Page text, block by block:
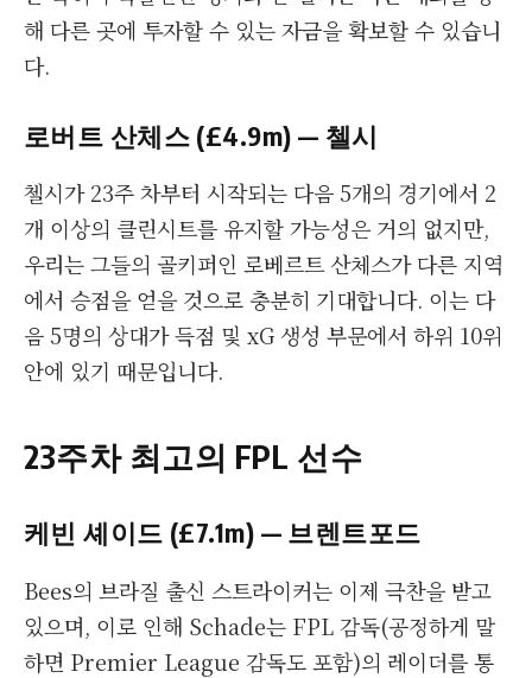
해 다른 곳에 투자할 수 있는 자금을 확보할 수 있습니
다.
로버트 산체스 (£4.9m) — 첼시
첼시가 23주 차부터 시작되는 다음 5개의 경기에서 2
개 이상의 클린시트를 유지할 가능성은 거의 없지만,
우리는 그들의 골키퍼인 로베르트 산체스가 다른 지역
에서 승점을 얻을 것으로 충분히 기대합니다. 이는 다
음 5명의 상대가 득점 및 xG 생성 부문에서 하위 10위
안에 있기 때문입니다.
23주차 최고의 FPL 선수
케빈 셰이드 (£7.1m) — 브렌트포드
Bees의 브라질 출신 스트라이커는 이제 극찬을 받고
있으며, 이로 인해 Schade는 FPL 감독(공정하게 말
하면 Premier League 감독도 포함)의 레이더를 통